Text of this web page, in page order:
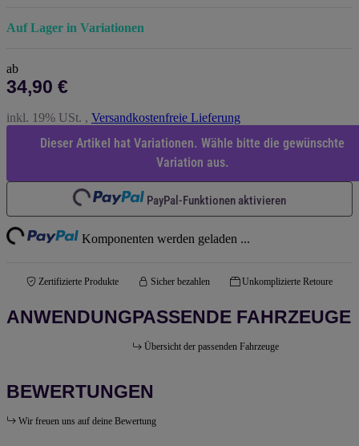
Auf Lager in Variationen
ab
34,90 €
inkl. 19% USt. , Versandkostenfreie Lieferung
Dieser Artikel hat Variationen. Wähle bitte die gewünschte
Variation aus.
Loading... PayPal-Funktionen aktivieren
Komponenten werden geladen ...
Zertifizierte Produkte Sicher bezahlen Unkomplizierte Retoure
ANWENDUNGPASSENDE FAHRZEUGE
Übersicht der passenden Fahrzeuge
BEWERTUNGEN
Wir freuen uns auf deine Bewertung